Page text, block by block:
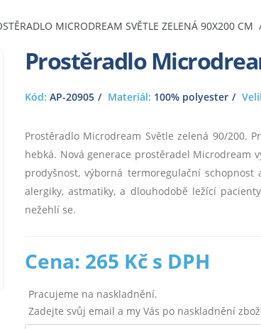
MICRODREAM SVĚTLE ZELENÁ 90X200 CM
Prostěradlo
Kód: AP-20905 Materiál: 100% polyester
Prostěradlo Microdream Světle zelená 90/200.
hebká. Nová generace prostěradel Microdream
prodyšnost, výborná termoregulační
alergiky, astmatiky, a dlouhodobě ležící
nežehlí se.
Cena: 265 Kč s DPH
Pracujeme na naskladnění.
Zadejte svůj email a my Vás po naskladnění